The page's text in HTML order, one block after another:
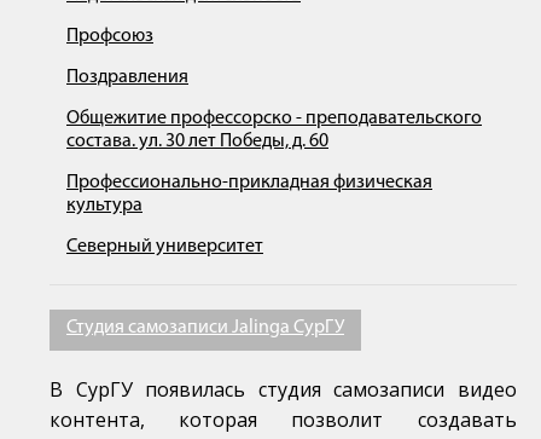
Профсоюз
Поздравления
Общежитие профессорско - преподавательского
состава. ул. 30 лет Победы, д. 60
Профессионально-прикладная физическая
культура
Северный университет
Студия самозаписи Jalinga СурГУ
В СурГУ появилась студия самозаписи видео
контента, которая позволит создавать